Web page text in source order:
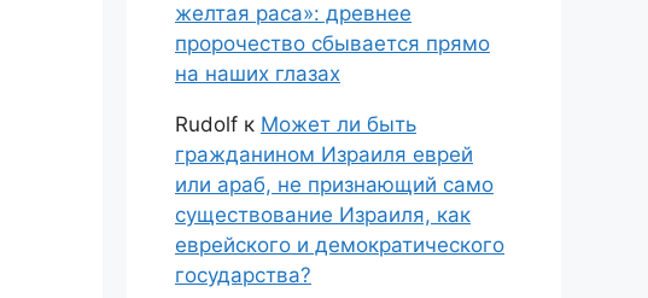
желтая раса»: древнее
пророчество сбывается прямо
на наших глазах
Rudolf к Может ли быть
гражданином Израиля еврей
или араб, не признающий само
существование Израиля, как
еврейского и демократического
государства?